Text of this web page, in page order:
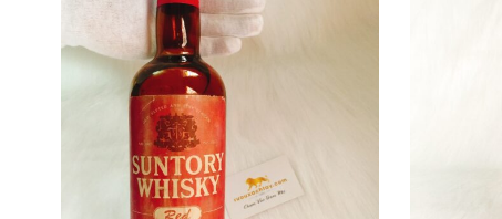
nên việc duy trì chất
với chai thủy tinh.
Điểm nhấn đặc biệt của
chữ “Thọ” đại diện cho
và năng lượng tích cực,